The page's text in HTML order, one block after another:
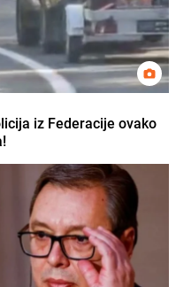
iz Federacije ovako